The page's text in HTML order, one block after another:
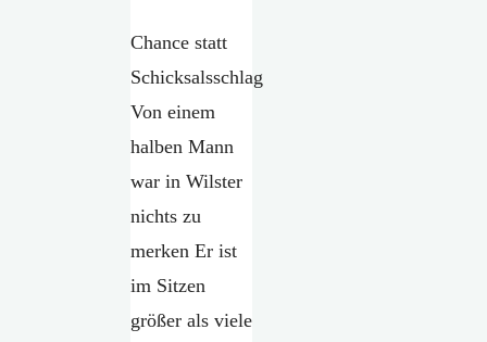
Chance statt
Schicksalsschlag
Von einem
halben Mann
war in Wilster
nichts zu
merken Er ist
im Sitzen
größer als viele